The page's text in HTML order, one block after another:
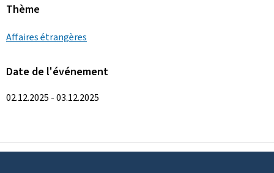
Thème
Affaires étrangères
Date de l'événement
02.12.2025 - 03.12.2025